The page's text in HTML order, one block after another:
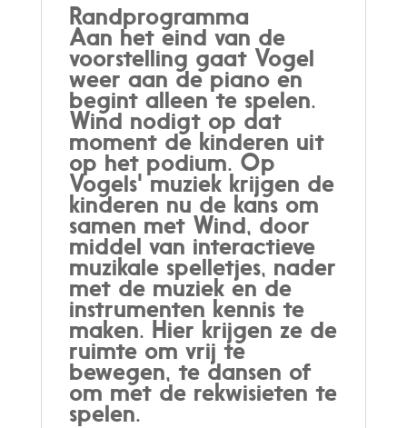
Randprogramma
Aan het eind van de
voorstelling gaat Vogel
weer aan de piano en
begint alleen te spelen.
Wind nodigt op dat
moment de kinderen uit
op het podium. Op
Vogels' muziek krijgen de
kinderen nu de kans om
samen met Wind, door
middel van interactieve
muzikale spelletjes, nader
met de muziek en de
instrumenten kennis te
maken. Hier krijgen ze de
ruimte om vrij te
bewegen, te dansen of
om met de rekwisieten te
spelen.